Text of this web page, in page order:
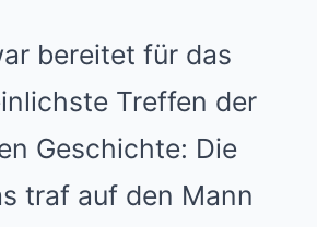
bereitet für das
Treffen der
Geschichte: Die
traf auf den Mann